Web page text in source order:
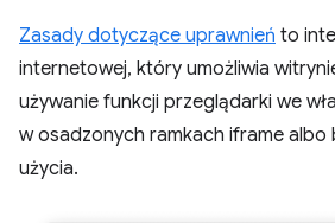
Zasady dotyczące uprawnień to
internetowej, który umożliwia
używanie funkcji przeglądarki we
w osadzonych ramkach iframe albo
użycia.